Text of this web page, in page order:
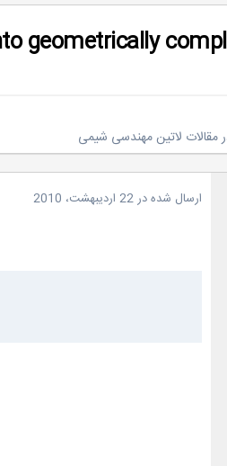
geometrically
مقالات لاتین مهندسی شیمی
ارسال شده در22 اردیبهشت، 2010